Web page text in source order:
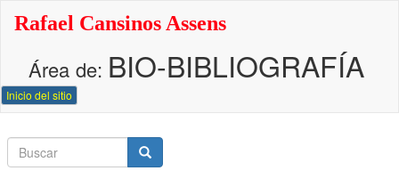
principal
Rafael Cansinos Assens
Área de: BIO-BIBLIOGRAFÍA
Inicio del sitio
Buscar
Buscar
Buscar